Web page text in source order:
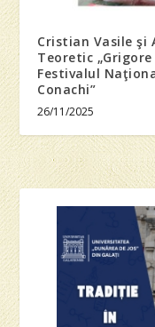
Cristian Vasile şi
Teoretic
Festivalul
Conachi”
26/11/2025